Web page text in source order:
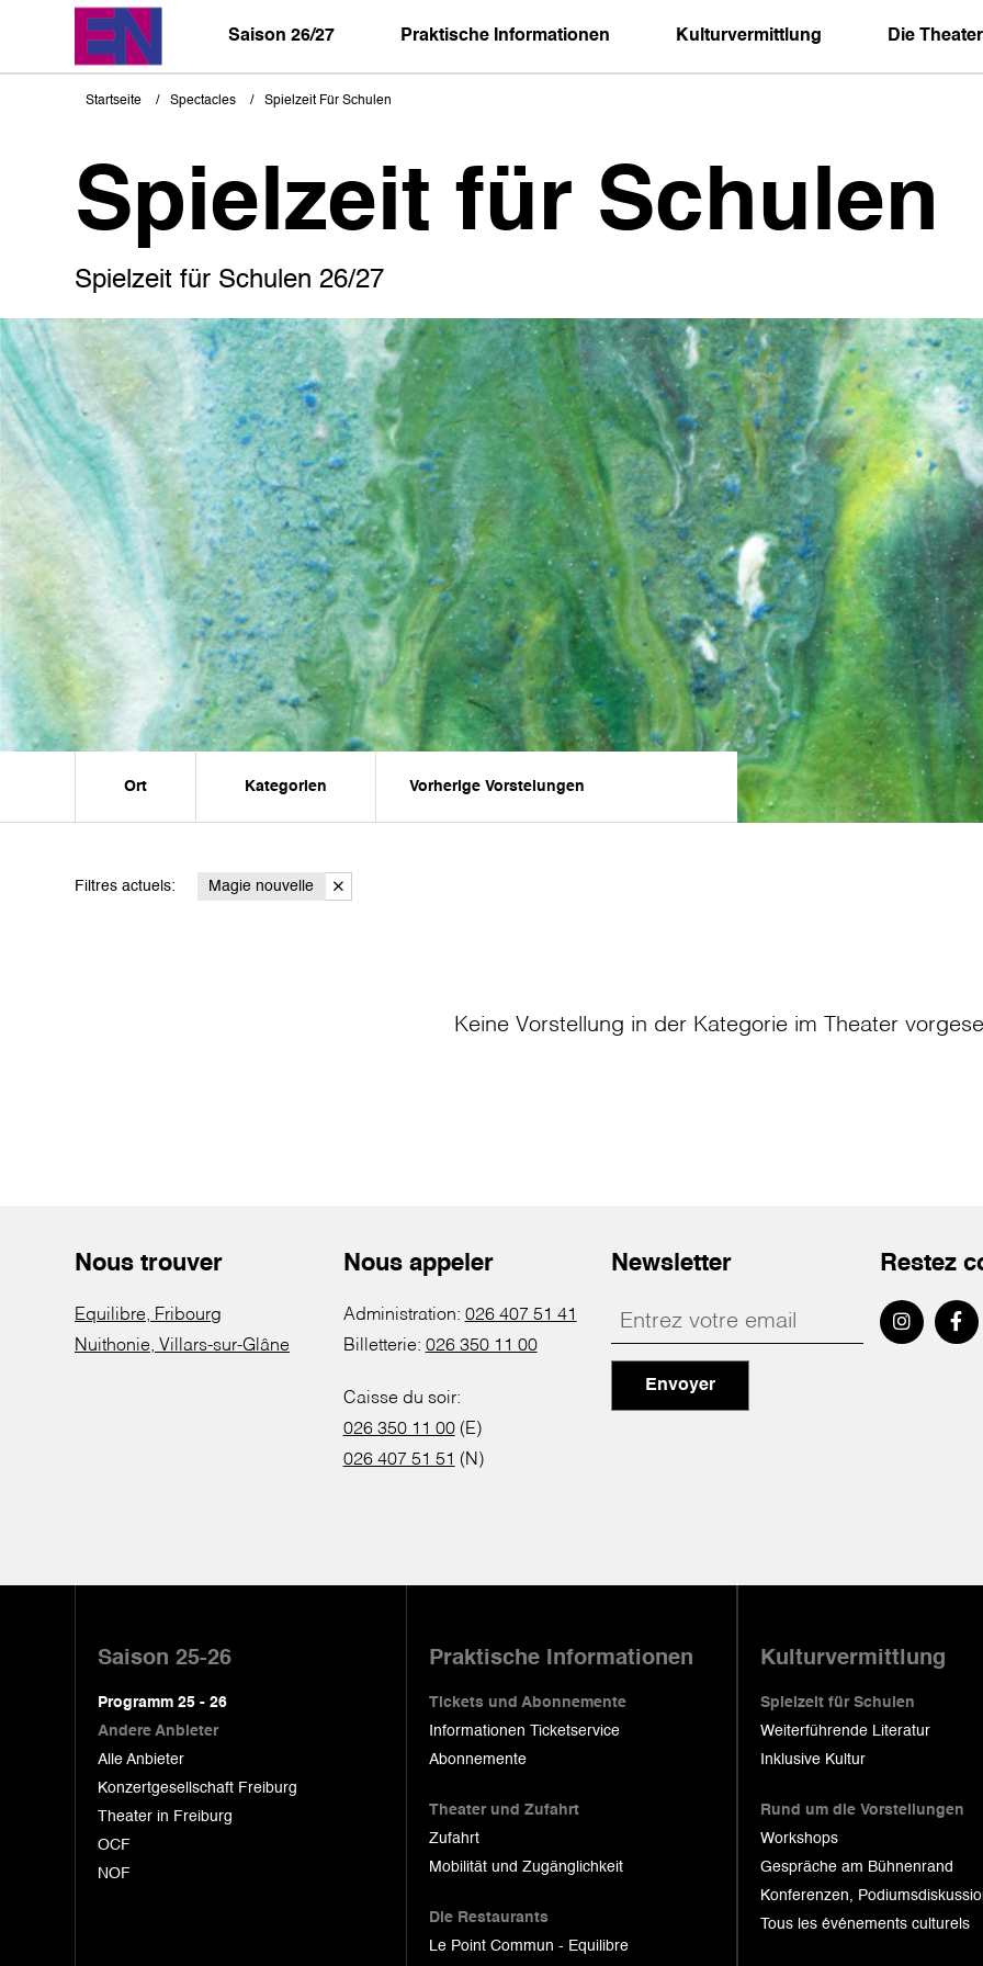
Saison 26/27 Praktische Informationen Kulturvermittlung Die Theater
Pfadnavigation
Startseite Spectacles Spielzeit Für Schulen
Spielzeit für Schulen
Spielzeit für Schulen 26/27
Ort Kategorien Vorherige Vorstelungen
Filtres actuels: Magie nouvelle
Keine Vorstellung in der Kategorie im Theater
Nous trouver
Equilibre, Fribourg
Nuithonie, Villars-sur-Glâne
Nous appeler
Administration: 026 407 51 41
Billetterie: 026 350 11 00
Caisse du soir:
026 350 11 00(E)
026 407 51 51 (N)
Newsletter
Envoyer
Restez
Saison 25-26
Programm 25 - 26
Andere Anbieter
Alle Anbieter
Konzertgesellschaft Freiburg
Theater in Freiburg
OCF
NOF
Praktische Informationen
Tickets und Abonnemente
Informationen Ticketservice
Abonnemente
Theater und Zufahrt
Zufahrt
Mobilität und Zugänglichkeit
Die Restaurants
Le Point Commun - Equilibre
Kulturvermittlung
Spielzeit für Schulen
Weiterführende Literatur
Inklusive Kultur
Rund um die Vorstellungen
Workshops
Gespräche am Bühnenrand
Konferenzen,
Tous les événements culturels